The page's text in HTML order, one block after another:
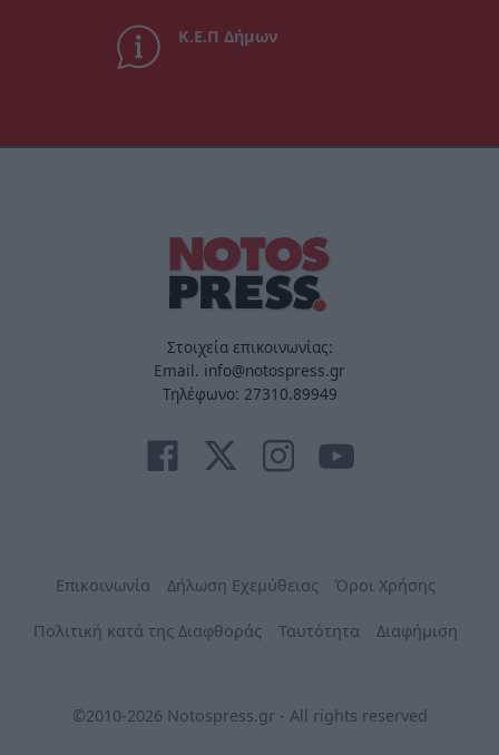
Κ.Ε.Π Δήμων
Στοιχεία επικοινωνίας:
Email. info@notospress.gr
Τηλέφωνο: 27310.89949
Επικοινωνία Δήλωση Εχεμύθειας Όροι Χρήσης
Πολιτική κατά της Διαφθοράς Ταυτότητα Διαφήμιση
©2010-2026 Notospress.gr - All rights reserved